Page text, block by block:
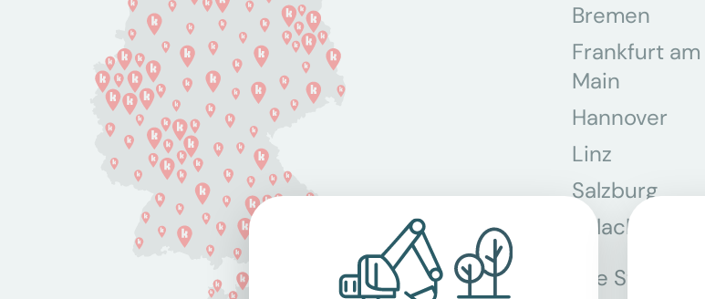
Bremen
Frankfurt am
Main
Hannover
Linz
Salzburg
Villach
Alle Standorte